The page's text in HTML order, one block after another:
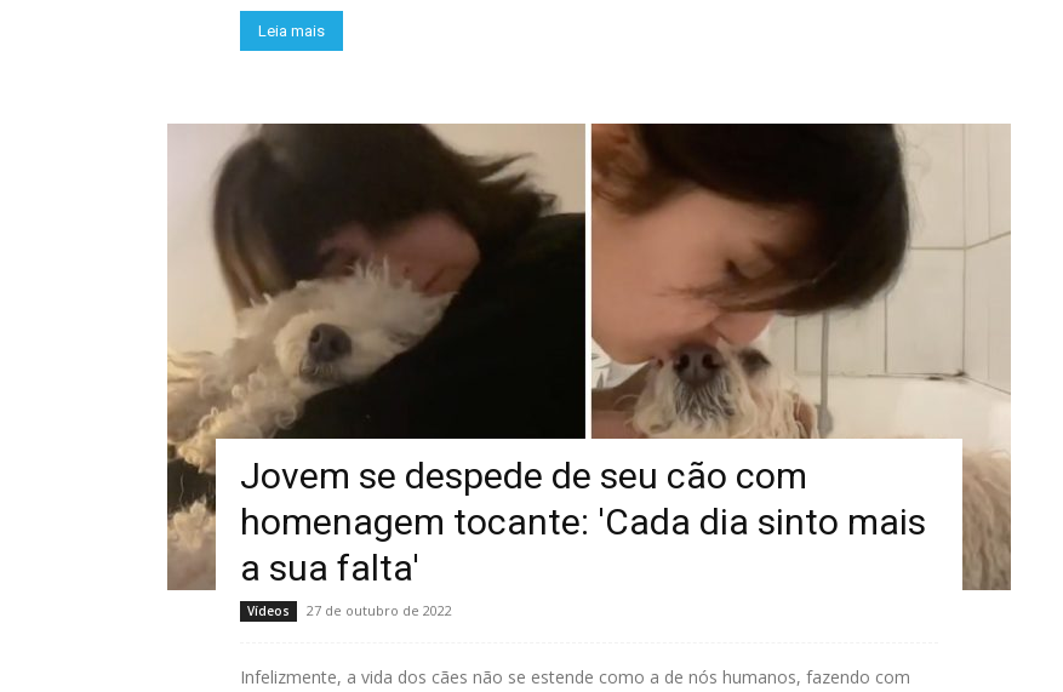
Leia mais
Jovem se despede de seu cão com
homenagem tocante: 'Cada dia sinto mais
a sua falta'
Vídeos 27 de outubro de 2022
Infelizmente, a vida dos cães não se estende como a de nós humanos, fazendo com